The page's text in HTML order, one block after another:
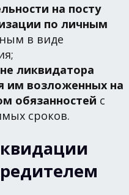
на посту
по личным
в виде
ликвидатора
им возложенных на
обязанностей с
сроков.